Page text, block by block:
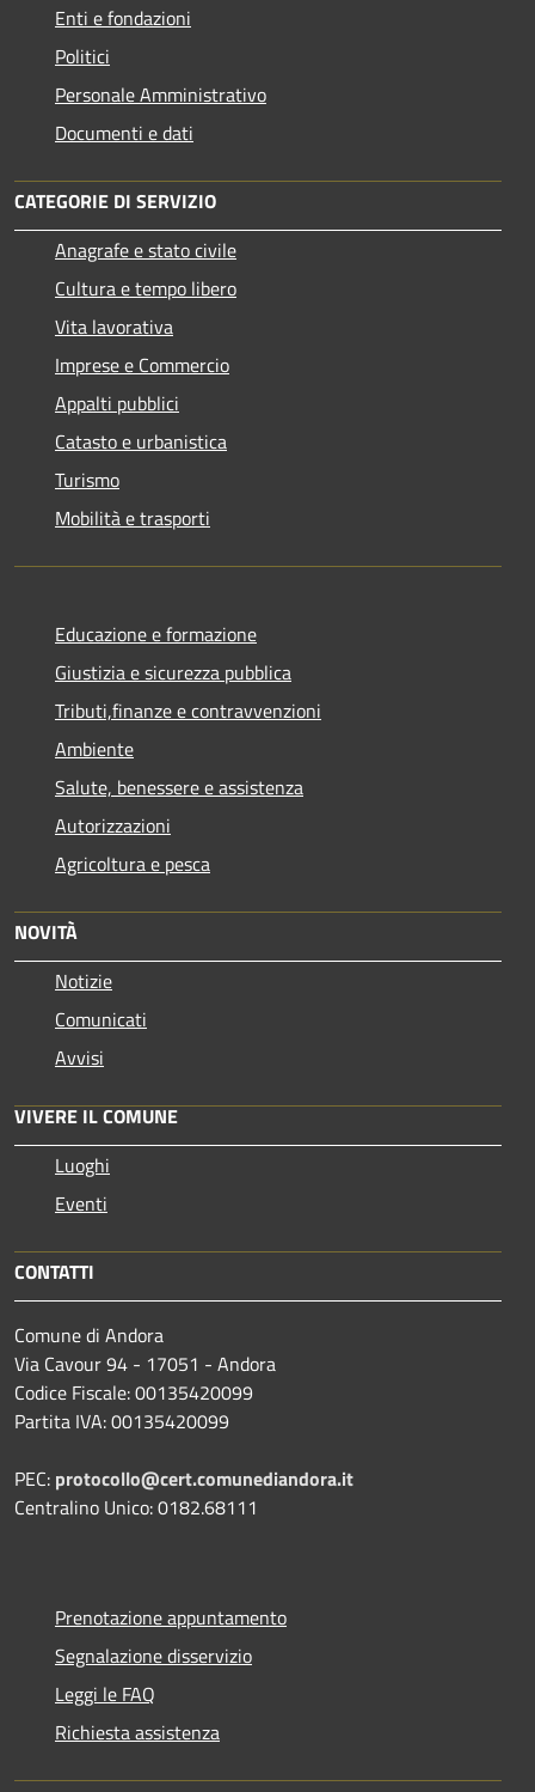
Enti e fondazioni
Politici
Personale Amministrativo
Documenti e dati
CATEGORIE DI SERVIZIO
Anagrafe e stato civile
Cultura e tempo libero
Vita lavorativa
Imprese e Commercio
Appalti pubblici
Catasto e urbanistica
Turismo
Mobilità e trasporti
Educazione e formazione
Giustizia e sicurezza pubblica
Tributi,finanze e contravvenzioni
Ambiente
Salute, benessere e assistenza
Autorizzazioni
Agricoltura e pesca
NOVITÀ
Notizie
Comunicati
Avvisi
VIVERE IL COMUNE
Luoghi
Eventi
CONTATTI
Comune di Andora
Via Cavour 94 - 17051 - Andora
Codice Fiscale: 00135420099
Partita IVA: 00135420099
PEC: protocollo@cert.comunediandora.it
Centralino Unico: 0182.68111
Prenotazione appuntamento
Segnalazione disservizio
Leggi le FAQ
Richiesta assistenza